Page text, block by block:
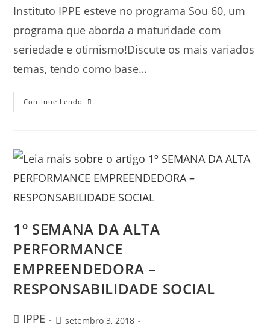
Instituto IPPE esteve no programa Sou 60, um
programa que aborda a maturidade com
seriedade e otimismo!Discute os mais variados
temas, tendo como base…
Continue Lendo
1º SEMANA DA ALTA
PERFORMANCE
EMPREENDEDORA –
RESPONSABILIDADE SOCIAL
IPPE setembro 3, 2018